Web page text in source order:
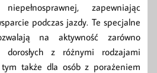
zapewniając
podczas jazdy. Te specjalne
na aktywność zarówno
z różnymi rodzajami
tym także dla osób z porażeniem